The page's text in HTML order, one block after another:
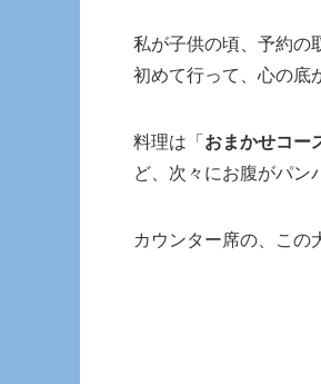
私が子供の頃、予約の
初めて行って、心の底
料理は「 おまかせコー
ど、次々にお腹がパン
カウンター席の、この